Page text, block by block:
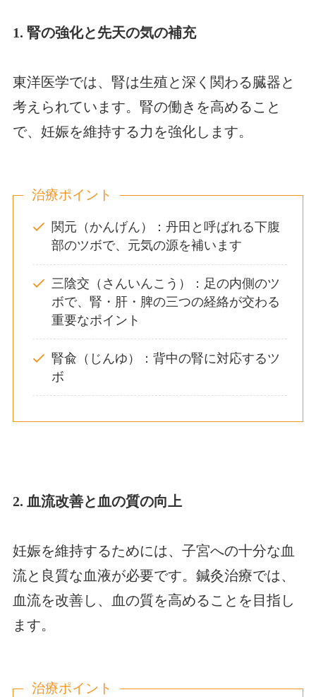
1. 腎の強化と先天の気の補充
東洋医学では、腎は生殖と深く関わる臓器と
考えられています。腎の働きを高めること
で、妊娠を維持する力を強化します。
治療ポイント
関元（かんげん）：丹田と呼ばれる下腹
部のツボで、元気の源を補います
三陰交（さんいんこう）：足の内側のツ
ボで、腎・肝・脾の三つの経絡が交わる
重要なポイント
腎兪（じんゆ）：背中の腎に対応するツ
ボ
2. 血流改善と血の質の向上
妊娠を維持するためには、子宮への十分な血
流と良質な血液が必要です。鍼灸治療では、
血流を改善し、血の質を高めることを目指し
ます。
治療ポイント